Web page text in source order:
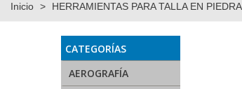
Inicio > HERRAMIENTAS PARA TALLA EN PIEDRA
CATEGORÍAS
AEROGRAFÍA